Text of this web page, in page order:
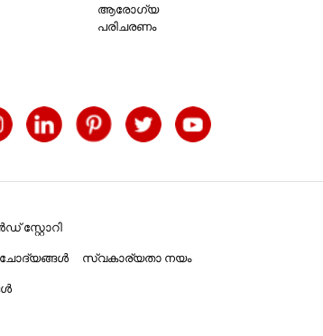
ആരോഗ്യ
പരിചരണം
സ്റ്റോറി
സ്വകാര്യതാ നയം